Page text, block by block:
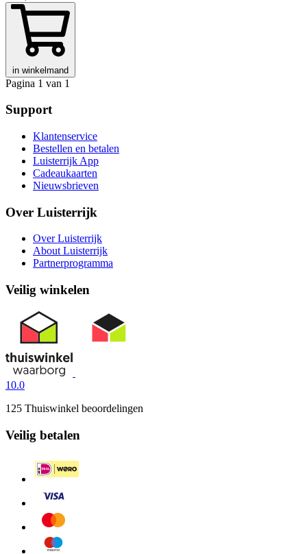
in winkelmand
Pagina 1 van 1
Support
Klantenservice
Bestellen en betalen
Luisterrijk App
Cadeaukaarten
Nieuwsbrieven
Over Luisterrijk
Over Luisterrijk
About Luisterrijk
Partnerprogramma
Veilig winkelen
10.0
125 Thuiswinkel beoordelingen
Veilig betalen